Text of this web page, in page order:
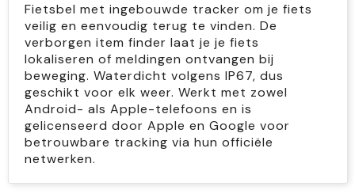
Fietsbel met ingebouwde tracker om je fiets
veilig en eenvoudig terug te vinden. De
verborgen item finder laat je je fiets
lokaliseren of meldingen ontvangen bij
beweging. Waterdicht volgens IP67, dus
geschikt voor elk weer. Werkt met zowel
Android- als Apple-telefoons en is
gelicenseerd door Apple en Google voor
betrouwbare tracking via hun officiële
netwerken.